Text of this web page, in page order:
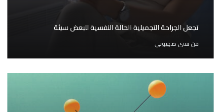
تجعل الجراحة التجميلية الحالة النفسية للبعض سيئة
من سنى صهيوني